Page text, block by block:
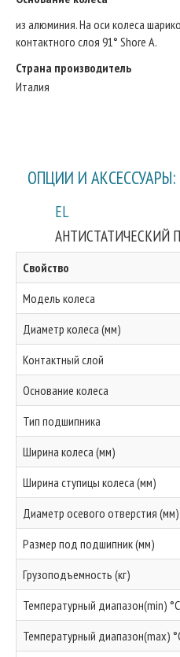
из алюминия. На оси колеса
контактного слоя 91° Shore A.
Страна производитель
Италия
ОПЦИИ И АКСЕССУАРЫ:
EL
АНТИСТАТИЧЕСКИЙ
Свойство
Модель колеса
Диаметр колеса (мм)
Контактный слой
Основание колеса
Тип подшипника
Ширина колеса (мм)
Ширина ступицы колеса (мм)
Диаметр осевого отверстия (мм)
Размер под подшипник (мм)
Грузоподъемность (кг)
Температурный диапазон(min) °C
Температурный диапазон(max)